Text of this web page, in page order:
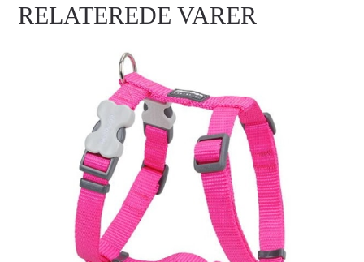
RELATEREDE VARER
RED DINGO SELE, CLASSIC HOT PINK